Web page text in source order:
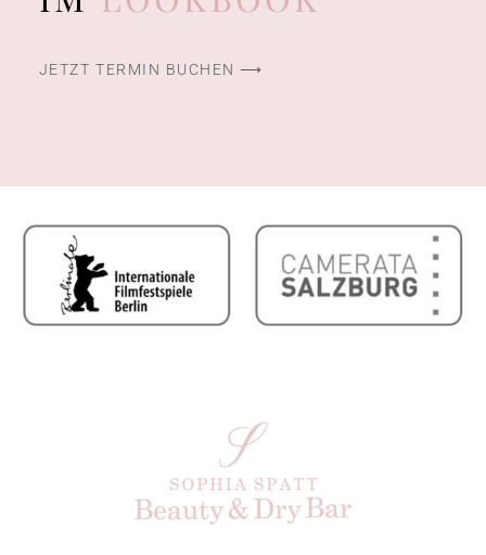
JETZT TERMIN BUCHEN ⟶